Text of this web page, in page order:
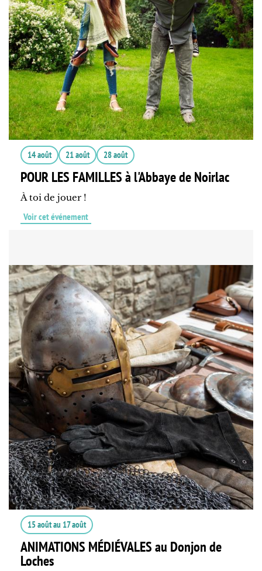
14 août 21 août 28 août
POUR LES FAMILLES à l'Abbaye de Noirlac
À toi de jouer !
Voir cet événement
15 aoûtau 17 août
ANIMATIONS MÉDIÉVALES au Donjon de
Loches